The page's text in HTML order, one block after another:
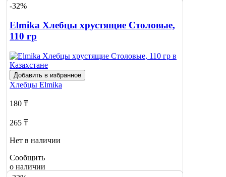
-32%
Elmika Хлебцы хрустящие Столовые,
110 гр
Добавить в избранное
Хлебцы Elmika
180 ₸
265 ₸
Нет в наличии
Сообщить
о наличии